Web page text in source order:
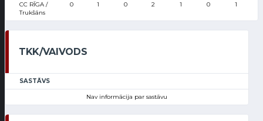
CC RĪGA /
Trukšāns
0 1 0 2 1 0 1
TKK/VAIVODS
SASTĀVS
Nav informācija par sastāvu